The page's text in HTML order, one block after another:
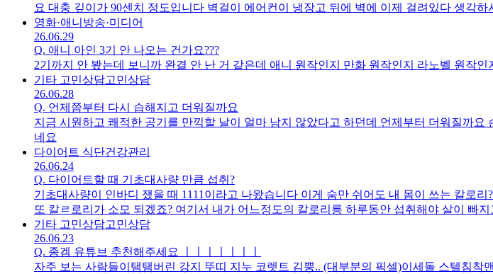
요 대충 깊이가 90센치 정도입니다 벽걸이 에어컨이 냉장고 뒤에 벽에 이제 걸려있다 생각
건가요 3년 못 닦았습니다 진짜 폐병걸려 죽어요 이러다 ㅇ업체에서도 냉장고 해결 못하면
영화·애니 방송·미디어
26.06.29
Q. 애니 아인 3기 안 나오는 건가요???
2기까지 안 봤는데 보니까 완결 안 난 거 같은데 애니 원작인지 만화 원작인지 라노벨 원작
기타 고민상담고민상담
26.06.28
Q. 언제쯤부터 다시 습해지고 더워질까요
지금 시원하고 쾌적한 공기를 만끽할 날이 얼마 남지 않았다고 하던데 언제부터 더워질까
네요
다이어트 식단건강관리
26.06.24
Q. 다이어트할 때 기초대사량 만큼 섭취?
기초대사량이 인바디 쟀을 때 1111이라고 나왔습니다 이게 숨만 쉬어도 내 몸이 쓰는 칼로
또 칼ㄹ로리가 소모 되겠죠? 여기서 내가 어느정도의 칼로리릉 하루동안 섭취해야 살이 빠
요요가 안 오게 천천히 빼는 정도와 요요 오도록 빼는 식단 그리고 그 중간은 어느정도 섭취
기타 고민상담고민상담
26.06.23
Q. 종겜 유튜브 추천해주세요 ㅣㅣㅣㅣㅣㅣㅣ
자주 보는 사람들이탬탬버린 강지 뚜띠 지누 코렛트 김뿡.. (대부분의 픽셀)이세돌 스텔침